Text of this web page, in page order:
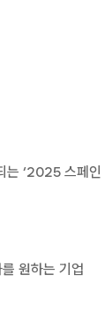
‘2025 스페
원하는 기업